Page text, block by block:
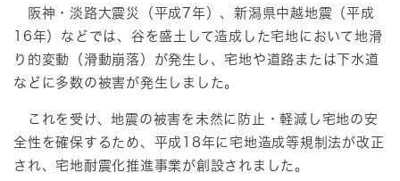
阪神・淡路大震災（平成7年）、新潟県中越地震（平成
16年）などでは、谷を盛土して造成した宅地において地滑
り的変動（滑動崩落）が発生し、宅地や道路または下水道
などに多数の被害が発生しました。
これを受け、地震の被害を未然に防止・軽減し宅地の安
全性を確保するため、平成18年に宅地造成等規制法が改正
され、宅地耐震化推進事業が創設されました。